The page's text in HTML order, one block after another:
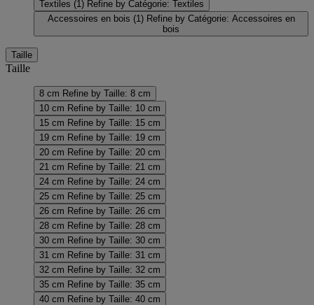
Textiles (1) Refine by Catégorie: Textiles
Accessoires en bois (1) Refine by Catégorie: Accessoires en
bois
Taille
Taille
8 cm Refine by Taille: 8 cm
10 cm Refine by Taille: 10 cm
15 cm Refine by Taille: 15 cm
19 cm Refine by Taille: 19 cm
20 cm Refine by Taille: 20 cm
21 cm Refine by Taille: 21 cm
24 cm Refine by Taille: 24 cm
25 cm Refine by Taille: 25 cm
26 cm Refine by Taille: 26 cm
28 cm Refine by Taille: 28 cm
30 cm Refine by Taille: 30 cm
31 cm Refine by Taille: 31 cm
32 cm Refine by Taille: 32 cm
35 cm Refine by Taille: 35 cm
40 cm Refine by Taille: 40 cm